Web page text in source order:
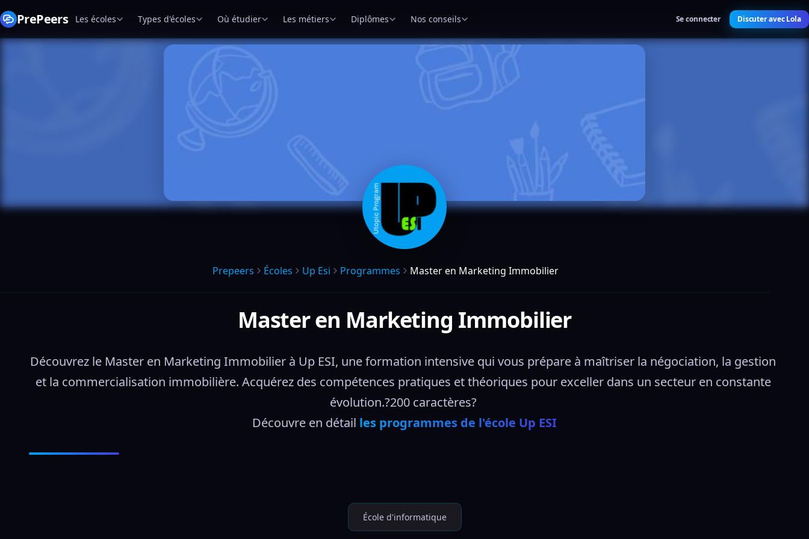
PrePeers Les écoles Types d'écoles Où étudier Les métiers Diplômes Nos conseils Se connecter Discuter avec Lola
Prepeers Écoles Up Esi Programmes Master en Marketing Immobilier
Master en Marketing Immobilier
Découvrez le Master en Marketing Immobilier à Up ESI, une formation intensive qui vous prépare à maîtriser la négociation, la gestion
et la commercialisation immobilière. Acquérez des compétences pratiques et théoriques pour exceller dans un secteur en constante
évolution.?200 caractères?
Découvre en détail les programmes de l'école Up ESI
École d'informatique